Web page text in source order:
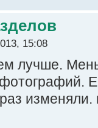
15:08
лучше.
фотографий.